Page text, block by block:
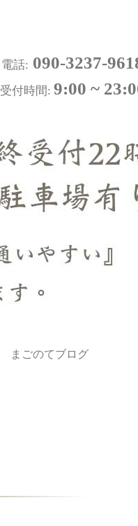
電話: 090-3237-
受付時間: 9:00 ~
まごのてブログ